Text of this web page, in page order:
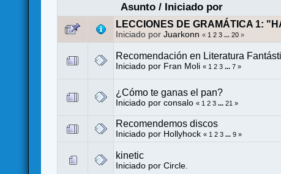
Asunto/ Iniciado por
LECCIONES DE GRAMÁTICA 1:
Iniciado porJuarkonn « 1 2 3 ...20 »
Recomendación en Literatura
Iniciado por Fran Moli « 1 2 3 ...7 »
¿Cómo te ganas el pan?
Iniciado por consalo« 1 2 3 ...21 »
Recomendemos discos
Iniciado por Hollyhock « 1 2 3 ...9 »
kinetic
Iniciado porCircle.